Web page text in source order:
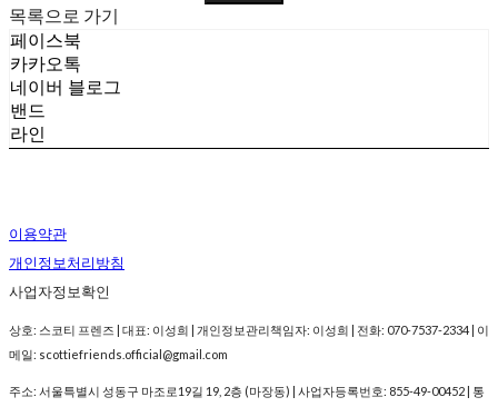
목록으로 가기
페이스북
카카오톡
네이버 블로그
밴드
라인
이용약관
개인정보처리방침
사업자정보확인
상호: 스코티 프렌즈 | 대표: 이성희 | 개인정보관리책임자: 이성희 | 전화: 070-7537-2334 | 이
메일: scottiefriends.official@gmail.com
주소: 서울특별시 성동구 마조로19길 19, 2층 (마장동) | 사업자등록번호: 855-49-00452 | 통